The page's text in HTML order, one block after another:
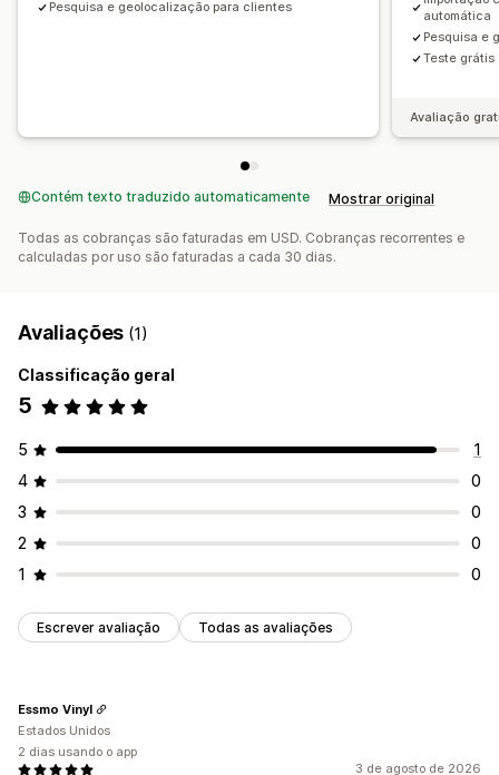
Pesquisa e geolocalização para clientes
automática
Pesquisa e
Teste grátis
Avaliação
Contém texto traduzido automaticamente Mostrar original
Todas as cobranças são faturadas em USD. Cobranças recorrentes e
calculadas por uso são faturadas a cada 30 dias.
Avaliações (1)
Classificação geral
5
5
1
4
0
3
0
2
0
1
0
Escrever avaliação Todas as avaliações
3 de agosto de 2026
Essmo Vinyl
Estados Unidos
2 dias usando o app